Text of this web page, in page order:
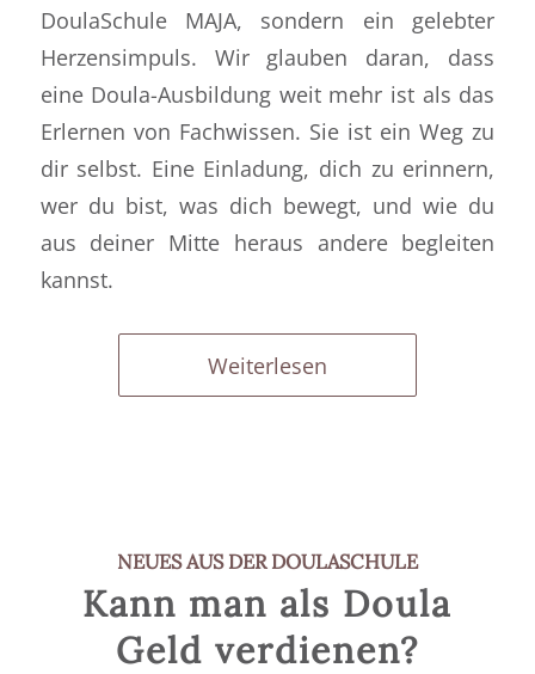
DoulaSchule MAJA, sondern ein gelebter
Herzensimpuls. Wir glauben daran, dass
eine Doula-Ausbildung weit mehr ist als das
Erlernen von Fachwissen. Sie ist ein Weg zu
dir selbst. Eine Einladung, dich zu erinnern,
wer du bist, was dich bewegt, und wie du
aus deiner Mitte heraus andere begleiten
kannst.
Weiterlesen
NEUES AUS DER DOULASCHULE
Kann man als Doula
Geld verdienen?